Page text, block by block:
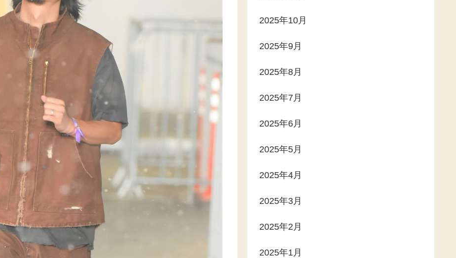
2025年10月
2025年9月
2025年8月
2025年7月
2025年6月
2025年5月
2025年4月
2025年3月
2025年2月
2025年1月